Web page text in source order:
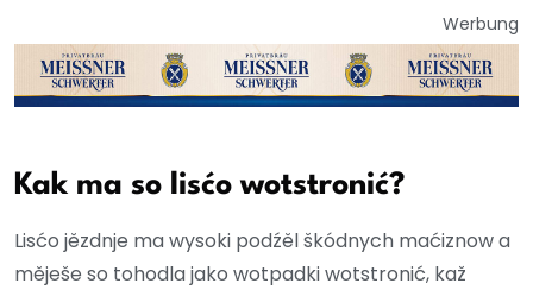
Werbung
Kak ma so lisćo wotstronić?
Lisćo jězdnje ma wysoki podźěl škódnych maćiznow a
měješe so tohodla jako wotpadki wotstronić, kaž